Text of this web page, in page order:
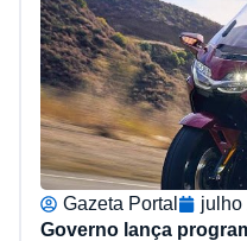
Gazeta Portal julho
Governo lança